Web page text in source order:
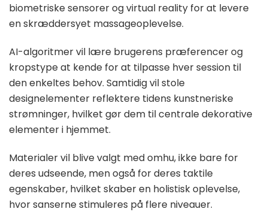
biometriske sensorer og virtual reality for at levere
en skræddersyet massageoplevelse.
AI-algoritmer vil lære brugerens præferencer og
kropstype at kende for at tilpasse hver session til
den enkeltes behov. Samtidig vil stole
designelementer reflektere tidens kunstneriske
strømninger, hvilket gør dem til centrale dekorative
elementer i hjemmet.
Materialer vil blive valgt med omhu, ikke bare for
deres udseende, men også for deres taktile
egenskaber, hvilket skaber en holistisk oplevelse,
hvor sanserne stimuleres på flere niveauer.